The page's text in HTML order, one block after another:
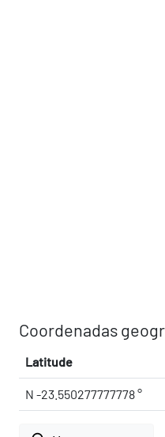
Coordenadas
Latitude
N -23.550277777778 °